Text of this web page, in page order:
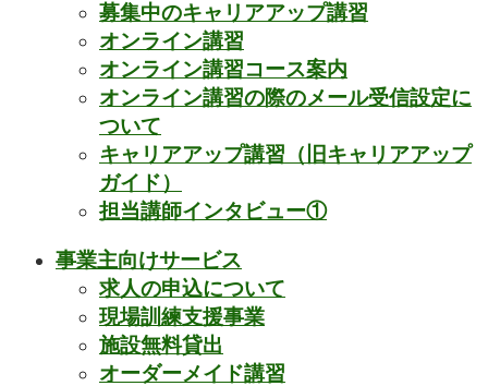
募集中のキャリアアップ講習
オンライン講習
オンライン講習コース案内
オンライン講習の際のメール受信設定に
ついて
キャリアアップ講習（旧キャリアアップ
ガイド）
担当講師インタビュー①
事業主向けサービス
求人の申込について
現場訓練支援事業
施設無料貸出
オーダーメイド講習